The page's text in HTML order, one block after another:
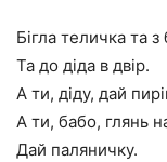
Бігла теличка та
Та до діда в двір.
А ти, діду, дай
А ти, бабо, глянь
Дай паляничку.